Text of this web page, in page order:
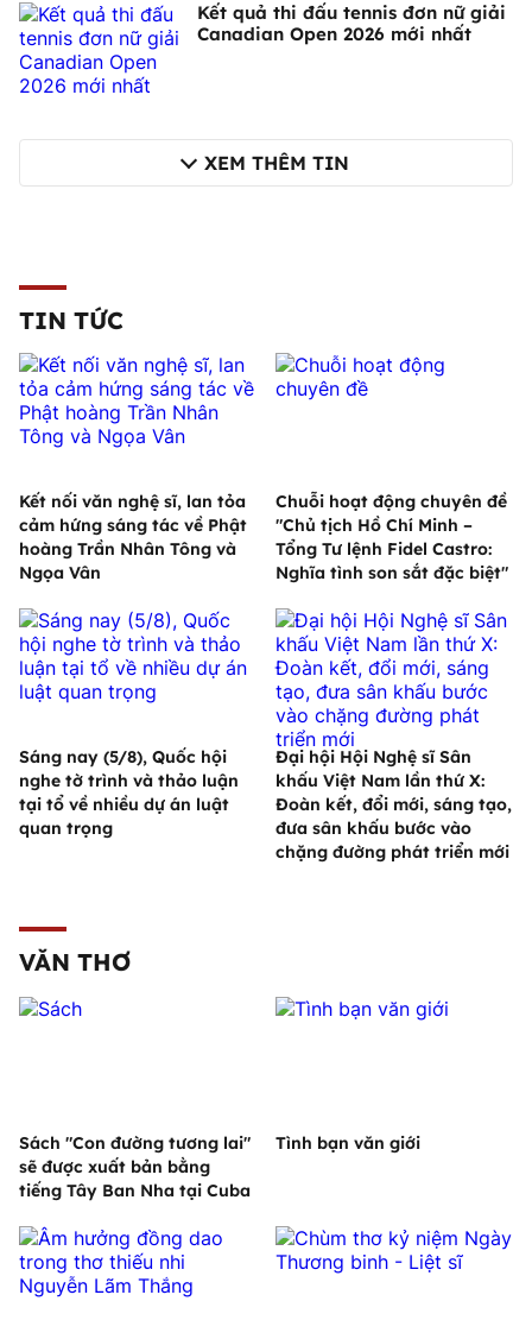
Kết quả thi đấu tennis đơn nữ giải
Canadian Open 2026 mới nhất
XEM THÊM TIN
TIN TỨC
Kết nối văn nghệ sĩ, lan tỏa
cảm hứng sáng tác về Phật
hoàng Trần Nhân Tông và
Ngọa Vân
Chuỗi hoạt động chuyên đề
"Chủ tịch Hồ Chí Minh –
Tổng Tư lệnh Fidel Castro:
Nghĩa tình son sắt đặc biệt"
Sáng nay (5/8), Quốc hội
nghe tờ trình và thảo luận
tại tổ về nhiều dự án luật
quan trọng
Đại hội Hội Nghệ sĩ Sân
khấu Việt Nam lần thứ X:
Đoàn kết, đổi mới, sáng tạo,
đưa sân khấu bước vào
chặng đường phát triển mới
VĂN THƠ
Sách "Con đường tương lai"
sẽ được xuất bản bằng
tiếng Tây Ban Nha tại Cuba
Tình bạn văn giới